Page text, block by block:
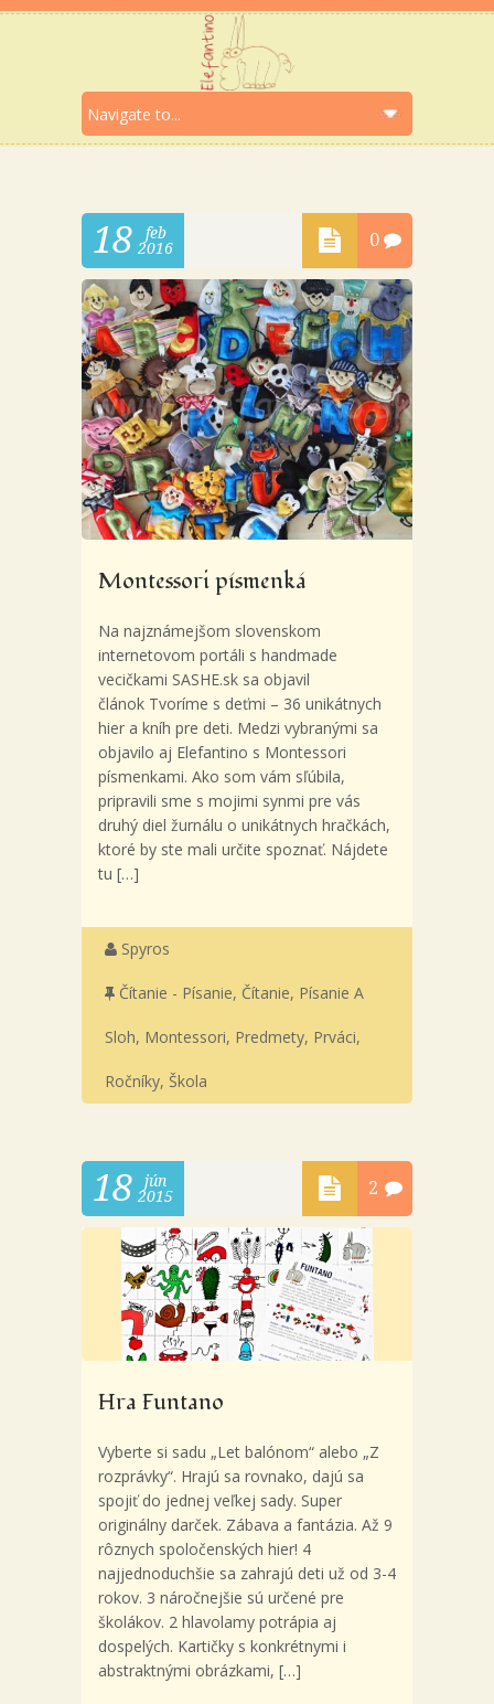
18
feb
2016
0
Montessori písmenká
Na najznámejšom slovenskom
internetovom portáli s handmade
vecičkami SASHE.sk sa objavil
článok Tvoríme s deťmi – 36 unikátnych
hier a kníh pre deti. Medzi vybranými sa
objavilo aj Elefantino s Montessori
písmenkami. Ako som vám sľúbila,
pripravili sme s mojimi synmi pre vás
druhý diel žurnálu o unikátnych hračkách,
ktoré by ste mali určite spoznať. Nájdete
tu […]
Spyros
Čítanie - Písanie, Čítanie, Písanie A
Sloh, Montessori, Predmety, Prváci,
Ročníky, Škola
18
jún
2015
2
Hra Funtano
Vyberte si sadu „Let balónom“ alebo „Z
rozprávky“. Hrajú sa rovnako, dajú sa
spojiť do jednej veľkej sady. Super
originálny darček. Zábava a fantázia. Až 9
rôznych spoločenských hier! 4
najjednoduchšie sa zahrajú deti už od 3-4
rokov. 3 náročnejšie sú určené pre
školákov. 2 hlavolamy potrápia aj
dospelých. Kartičky s konkrétnymi i
abstraktnými obrázkami, […]